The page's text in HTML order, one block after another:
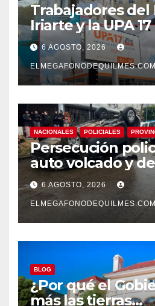
Trabajadores del
Iriarte y la UPA
pase a planta de
mejoras laborales
6 AGOSTO, 2026
NACIONALES POLICIALES
Persecución
auto volcado y
detenidos en
Solano
6 AGOSTO, 2026
BLOG
¿Por qué el
más las tierras